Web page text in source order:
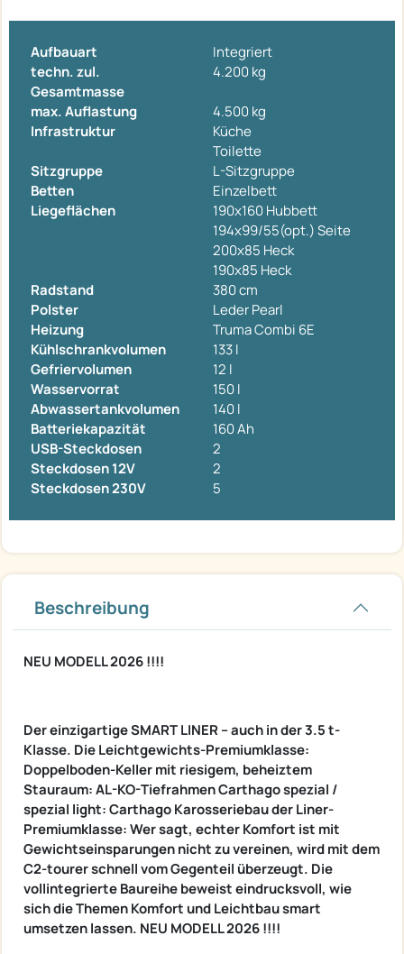
Aufbauart
Integriert
techn. zul.
Gesamtmasse
4.200 kg
max. Auflastung
4.500 kg
Infrastruktur
Küche
Toilette
Sitzgruppe
L-Sitzgruppe
Betten
Einzelbett
Liegeflächen
190x160 Hubbett
194x99/55(opt.) Seite
200x85 Heck
190x85 Heck
Radstand
380 cm
Polster
Leder Pearl
Heizung
Truma Combi 6E
Kühlschrankvolumen
133 l
Gefriervolumen
12 l
Wasservorrat
150 l
Abwassertankvolumen
140 l
Batteriekapazität
160 Ah
USB-Steckdosen
2
Steckdosen 12V
2
Steckdosen 230V
5
Beschreibung
NEU MODELL 2026 !!!!
Der einzigartige SMART LINER – auch in der 3.5 t-
Klasse. Die Leichtgewichts-Premiumklasse:
Doppelboden-Keller mit riesigem, beheiztem
Stauraum: AL-KO-Tiefrahmen Carthago spezial /
spezial light: Carthago Karosseriebau der Liner-
Premiumklasse: Wer sagt, echter Komfort ist mit
Gewichtseinsparungen nicht zu vereinen, wird mit dem
C2-tourer schnell vom Gegenteil überzeugt. Die
vollintegrierte Baureihe beweist eindrucksvoll, wie
sich die Themen Komfort und Leichtbau smart
umsetzen lassen. NEU MODELL 2026 !!!!